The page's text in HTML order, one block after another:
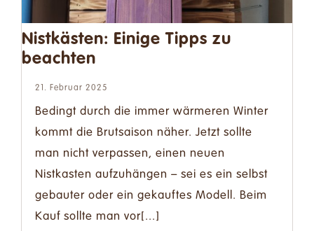
Nistkästen: Einige Tipps zu
beachten
21. Februar 2025
Bedingt durch die immer wärmeren Winter
kommt die Brutsaison näher. Jetzt sollte
man nicht verpassen, einen neuen
Nistkasten aufzuhängen – sei es ein selbst
gebauter oder ein gekauftes Modell. Beim
Kauf sollte man vor[...]